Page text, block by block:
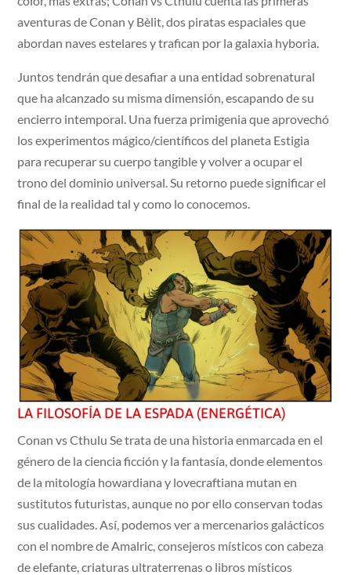
aventuras de Conan y Bèlit, dos piratas espaciales que
abordan naves estelares y trafican por la galaxia hyboria.
Juntos tendrán que desafiar a una entidad sobrenatural
que ha alcanzado su misma dimensión, escapando de su
encierro intemporal. Una fuerza primigenia que aprovechó
los experimentos mágico/científicos del planeta Estigia
para recuperar su cuerpo tangible y volver a ocupar el
trono del dominio universal. Su retorno puede significar el
final de la realidad tal y como lo conocemos.
LA FILOSOFÍA DE LA ESPADA (ENERGÉTICA)
Conan vs Cthulu Se trata de una historia enmarcada en el
género de la ciencia ficción y la fantasía, donde elementos
de la mitología howardiana y lovecraftiana mutan en
sustitutos futuristas, aunque no por ello conservan todas
sus cualidades. Así, podemos ver a mercenarios galácticos
con el nombre de Amalric, consejeros místicos con cabeza
de elefante, criaturas ultraterrenas o libros místicos